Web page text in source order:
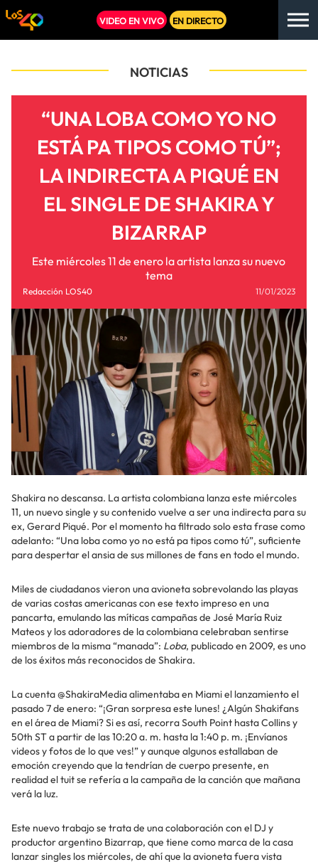
VIDEO EN VIVO EN DIRECTO
NOTICIAS
“UNA LOBA COMO YO NO
ESTÁ PA TIPOS COMO TÚ”;
LA INDIRECTA A PIQUÉ EN
EL SINGLE DE SHAKIRA Y
BIZARRAP
Este miércoles 11 de enero la artista lanza su nuevo
tema
Redacción LOS40 11/01/2023
Shakira no descansa. La artista colombiana lanza este miércoles
11, un nuevo single y su contenido vuelve a ser una indirecta para su
ex, Gerard Piqué. Por el momento ha filtrado solo esta frase como
adelanto: “Una loba como yo no está pa tipos como tú”, suficiente
para despertar el ansia de sus millones de fans en todo el mundo.
Miles de ciudadanos vieron una avioneta sobrevolando las playas
de varias costas americanas con ese texto impreso en una
pancarta, emulando las míticas campañas de José María Ruiz
Mateos y los adoradores de la colombiana celebraban sentirse
miembros de la misma “manada”: Loba, publicado en 2009, es uno
de los éxitos más reconocidos de Shakira.
La cuenta @ShakiraMedia alimentaba en Miami el lanzamiento el
pasado 7 de enero: “¡Gran sorpresa este lunes! ¿Algún Shakifans
en el área de Miami? Si es así, recorra South Point hasta Collins y
50th ST a partir de las 10:20 a. m. hasta la 1:40 p. m. ¡Envíanos
videos y fotos de lo que ves!” y aunque algunos estallaban de
emoción creyendo que la tendrían de cuerpo presente, en
realidad el tuit se refería a la campaña de la canción que mañana
verá la luz.
Este nuevo trabajo se trata de una colaboración con el DJ y
productor argentino Bizarrap, que tiene como marca de la casa
lanzar singles los miércoles, de ahí que la avioneta fuera vista